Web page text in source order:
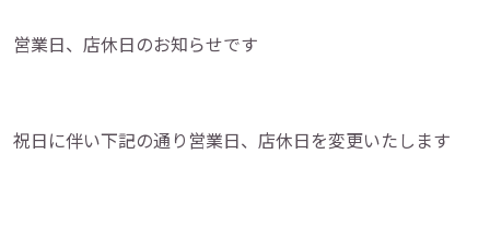
営業日、店休日のお知らせです
祝日に伴い下記の通り営業日、店休日を変更いたします